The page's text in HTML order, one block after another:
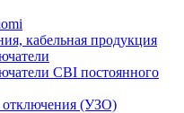
кабельная продукция
CBI постоянного
отключения (УЗО)